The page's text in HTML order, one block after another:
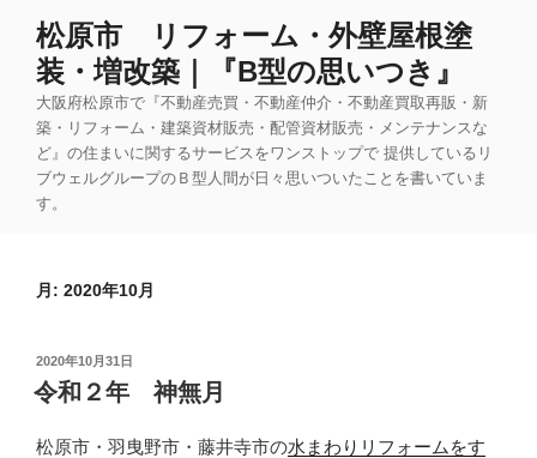
松原市 リフォーム・外壁屋根塗
装・増改築｜『B型の思いつき』
大阪府松原市で『不動産売買・不動産仲介・不動産買取再販・新
築・リフォーム・建築資材販売・配管資材販売・メンテナンスな
ど』の住まいに関するサービスをワンストップで 提供しているリ
ブウェルグループのＢ型人間が日々思いついたことを書いていま
す。
月: 2020年10月
投
稿
日:
2020年10月31日
令和２年 神無月
松原市・羽曳野市・藤井寺市の水まわりリフォームをす